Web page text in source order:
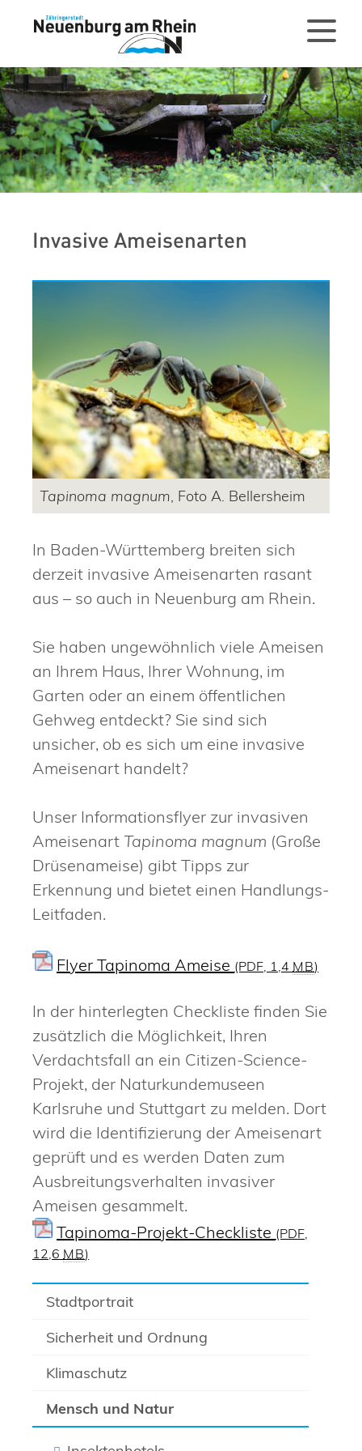
Stadtportrait
Sicherheit und Ordnung
Klimaschutz
Mensch und Natur
Invasive Ameisenarten
Tapinoma magnum, Foto A. Bellersheim
In Baden-Württemberg breiten sich
derzeit invasive Ameisenarten rasant
aus – so auch in Neuenburg am Rhein.
Sie haben ungewöhnlich viele Ameisen
an Ihrem Haus, Ihrer Wohnung, im
Garten oder an einem öffentlichen
Gehweg entdeckt? Sie sind sich
unsicher, ob es sich um eine invasive
Ameisenart handelt?
Unser Informationsflyer zur invasiven
Ameisenart Tapinoma magnum (Große
Drüsenameise) gibt Tipps zur
Erkennung und bietet einen Handlungs-
Leitfaden.
Flyer Tapinoma Ameise (PDF, 1,4 MB)
In der hinterlegten Checkliste finden Sie
zusätzlich die Möglichkeit, Ihren
Verdachtsfall an ein Citizen-Science-
Projekt, der Naturkundemuseen
Karlsruhe und Stuttgart zu melden. Dort
wird die Identifizierung der Ameisenart
geprüft und es werden Daten zum
Ausbreitungsverhalten invasiver
Ameisen gesammelt.
Tapinoma-Projekt-Checkliste (PDF,
12,6 MB)